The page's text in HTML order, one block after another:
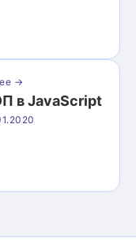
→
в JavaScript